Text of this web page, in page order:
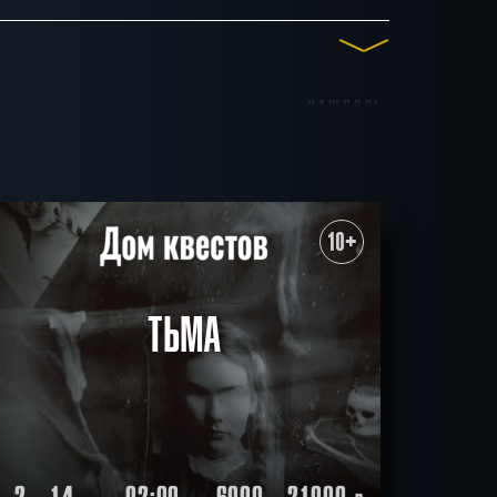
НАШЛОСЬ
Антуражные
Мистика
Детективные
С аниматором
СБРОСИТЬ ФИЛЬТР ВСЕ КВЕСТЫ
10+
ТЬМА